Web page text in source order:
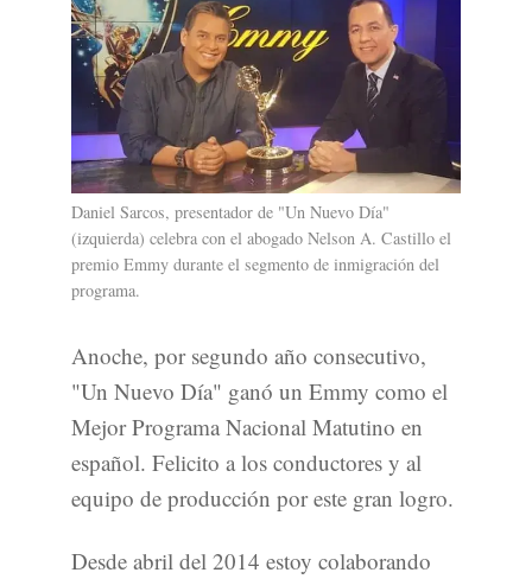
Daniel Sarcos, presentador de "Un Nuevo Día"
(izquierda) celebra con el abogado Nelson A. Castillo el
premio Emmy durante el segmento de inmigración del
programa.
Anoche, por segundo año consecutivo,
"Un Nuevo Día" ganó un Emmy como el
Mejor Programa Nacional Matutino en
español. Felicito a los conductores y al
equipo de producción por este gran logro.
Desde abril del 2014 estoy colaborando